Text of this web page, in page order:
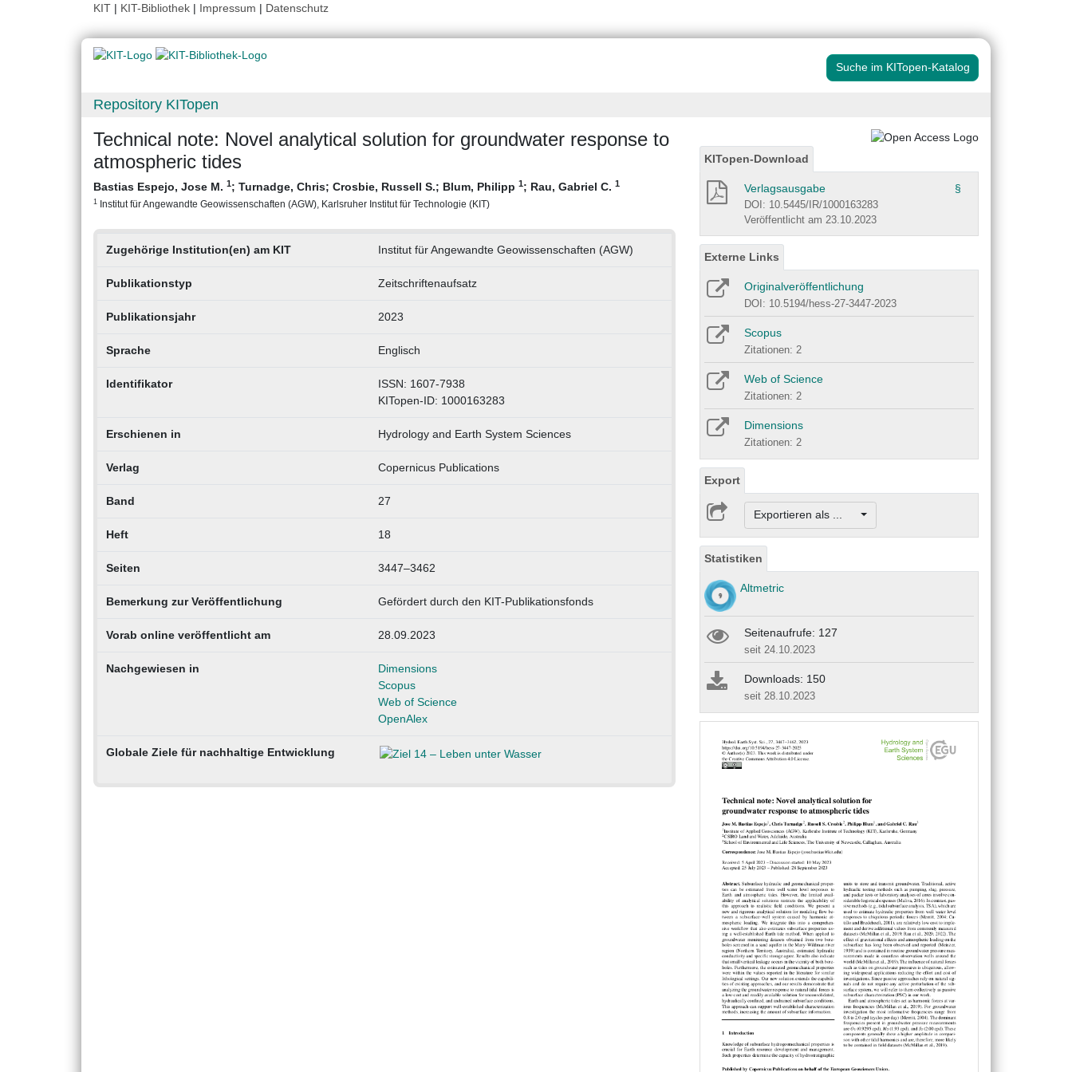
KIT | KIT-Bibliothek | Impressum | Datenschutz
Suche im KITopen-Katalog
Repository KITopen
Technical note: Novel analytical solution for groundwater response to
atmospheric tides
Bastias Espejo, Jose M. 1; Turnadge, Chris; Crosbie, Russell S.; Blum, Philipp 1; Rau, Gabriel C. 1
1 Institut für Angewandte Geowissenschaften (AGW), Karlsruher Institut für Technologie (KIT)
Zugehörige Institution(en) am KIT Institut für Angewandte Geowissenschaften (AGW)
Publikationstyp Zeitschriftenaufsatz
Publikationsjahr 2023
Sprache Englisch
Identifikator
ISSN: 1607-7938
KITopen-ID: 1000163283
Erschienen in Hydrology and Earth System Sciences
Verlag Copernicus Publications
Band 27
Heft 18
Seiten 3447–3462
Bemerkung zur Veröffentlichung Gefördert durch den KIT-Publikationsfonds
Vorab online veröffentlicht am 28.09.2023
Nachgewiesen in
Dimensions
Scopus
Web of Science
OpenAlex
Globale Ziele für nachhaltige Entwicklung
KITopen-Download
Verlagsausgabe §
DOI: 10.5445/IR/1000163283
Veröffentlicht am 23.10.2023
Externe Links
Originalveröffentlichung
DOI: 10.5194/hess-27-3447-2023
Scopus
Zitationen: 2
Web of Science
Zitationen: 2
Dimensions
Zitationen: 2
Export
Exportieren als ...
Statistiken
Altmetric
Seitenaufrufe: 127
seit 24.10.2023
Downloads: 150
seit 28.10.2023